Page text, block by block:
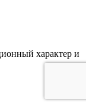
характер и